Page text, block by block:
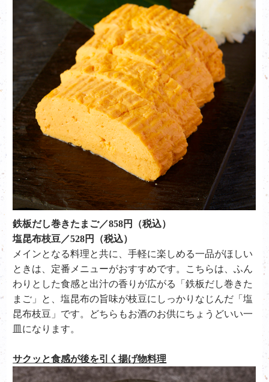
鉄板だし巻きたまご／858円（税込）
塩昆布枝豆／528円（税込）
メインとなる料理と共に、手軽に楽しめる一品がほしい
ときは、定番メニューがおすすめです。こちらは、ふん
わりとした食感と出汁の香りが広がる「鉄板だし巻きた
まご 」と、塩昆布の旨味が枝豆にしっかりなじんだ「塩
昆布枝豆 」です。どちらもお酒のお供にちょうどいい一
皿になります。
サクッと食感が後を引く揚げ物料理